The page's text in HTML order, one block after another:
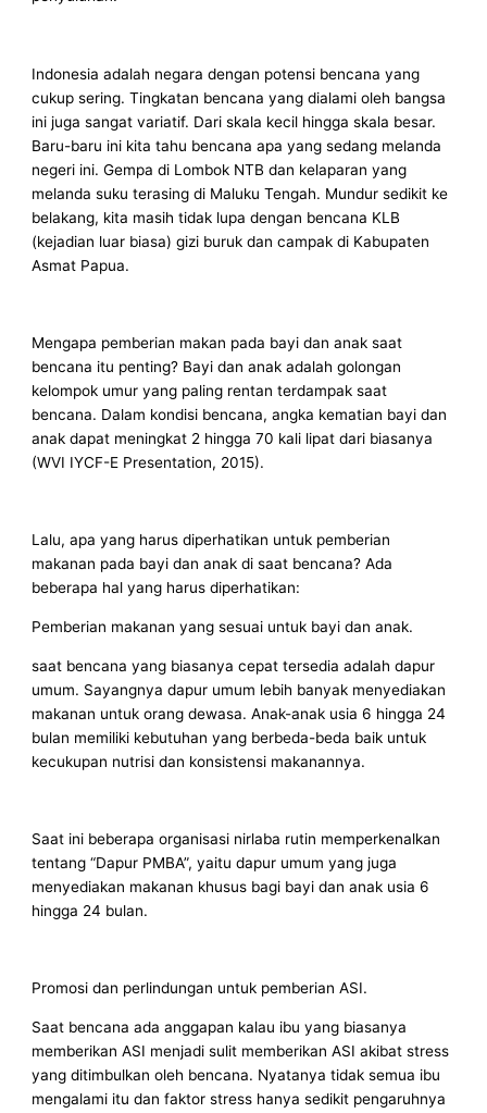
Indonesia adalah negara dengan potensi bencana yang
cukup sering. Tingkatan bencana yang dialami oleh bangsa
ini juga sangat variatif. Dari skala kecil hingga skala besar.
Baru-baru ini kita tahu bencana apa yang sedang melanda
negeri ini. Gempa di Lombok NTB dan kelaparan yang
melanda suku terasing di Maluku Tengah. Mundur sedikit ke
belakang, kita masih tidak lupa dengan bencana KLB
(kejadian luar biasa) gizi buruk dan campak di Kabupaten
Asmat Papua.
Mengapa pemberian makan pada bayi dan anak saat
bencana itu penting? Bayi dan anak adalah golongan
kelompok umur yang paling rentan terdampak saat
bencana. Dalam kondisi bencana, angka kematian bayi dan
anak dapat meningkat 2 hingga 70 kali lipat dari biasanya
(WVI IYCF-E Presentation, 2015).
Lalu, apa yang harus diperhatikan untuk pemberian
makanan pada bayi dan anak di saat bencana? Ada
beberapa hal yang harus diperhatikan:
Pemberian makanan yang sesuai untuk bayi dan anak.
saat bencana yang biasanya cepat tersedia adalah dapur
umum. Sayangnya dapur umum lebih banyak menyediakan
makanan untuk orang dewasa. Anak-anak usia 6 hingga 24
bulan memiliki kebutuhan yang berbeda-beda baik untuk
kecukupan nutrisi dan konsistensi makanannya.
Saat ini beberapa organisasi nirlaba rutin memperkenalkan
tentang “Dapur PMBA”, yaitu dapur umum yang juga
menyediakan makanan khusus bagi bayi dan anak usia 6
hingga 24 bulan.
Promosi dan perlindungan untuk pemberian ASI.
Saat bencana ada anggapan kalau ibu yang biasanya
memberikan ASI menjadi sulit memberikan ASI akibat stress
yang ditimbulkan oleh bencana. Nyatanya tidak semua ibu
mengalami itu dan faktor stress hanya sedikit pengaruhnya